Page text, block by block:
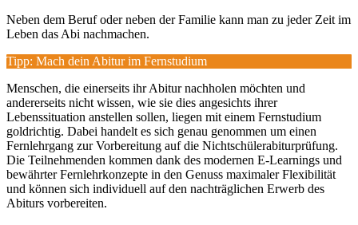
Neben dem Beruf oder neben der Familie kann man zu jeder Zeit im
Leben das Abi nachmachen.
Tipp: Mach dein Abitur im Fernstudium
Menschen, die einerseits ihr Abitur nachholen möchten und
andererseits nicht wissen, wie sie dies angesichts ihrer
Lebenssituation anstellen sollen, liegen mit einem Fernstudium
goldrichtig. Dabei handelt es sich genau genommen um einen
Fernlehrgang zur Vorbereitung auf die Nichtschülerabiturprüfung.
Die Teilnehmenden kommen dank des modernen E-Learnings und
bewährter Fernlehrkonzepte in den Genuss maximaler Flexibilität
und können sich individuell auf den nachträglichen Erwerb des
Abiturs vorbereiten.